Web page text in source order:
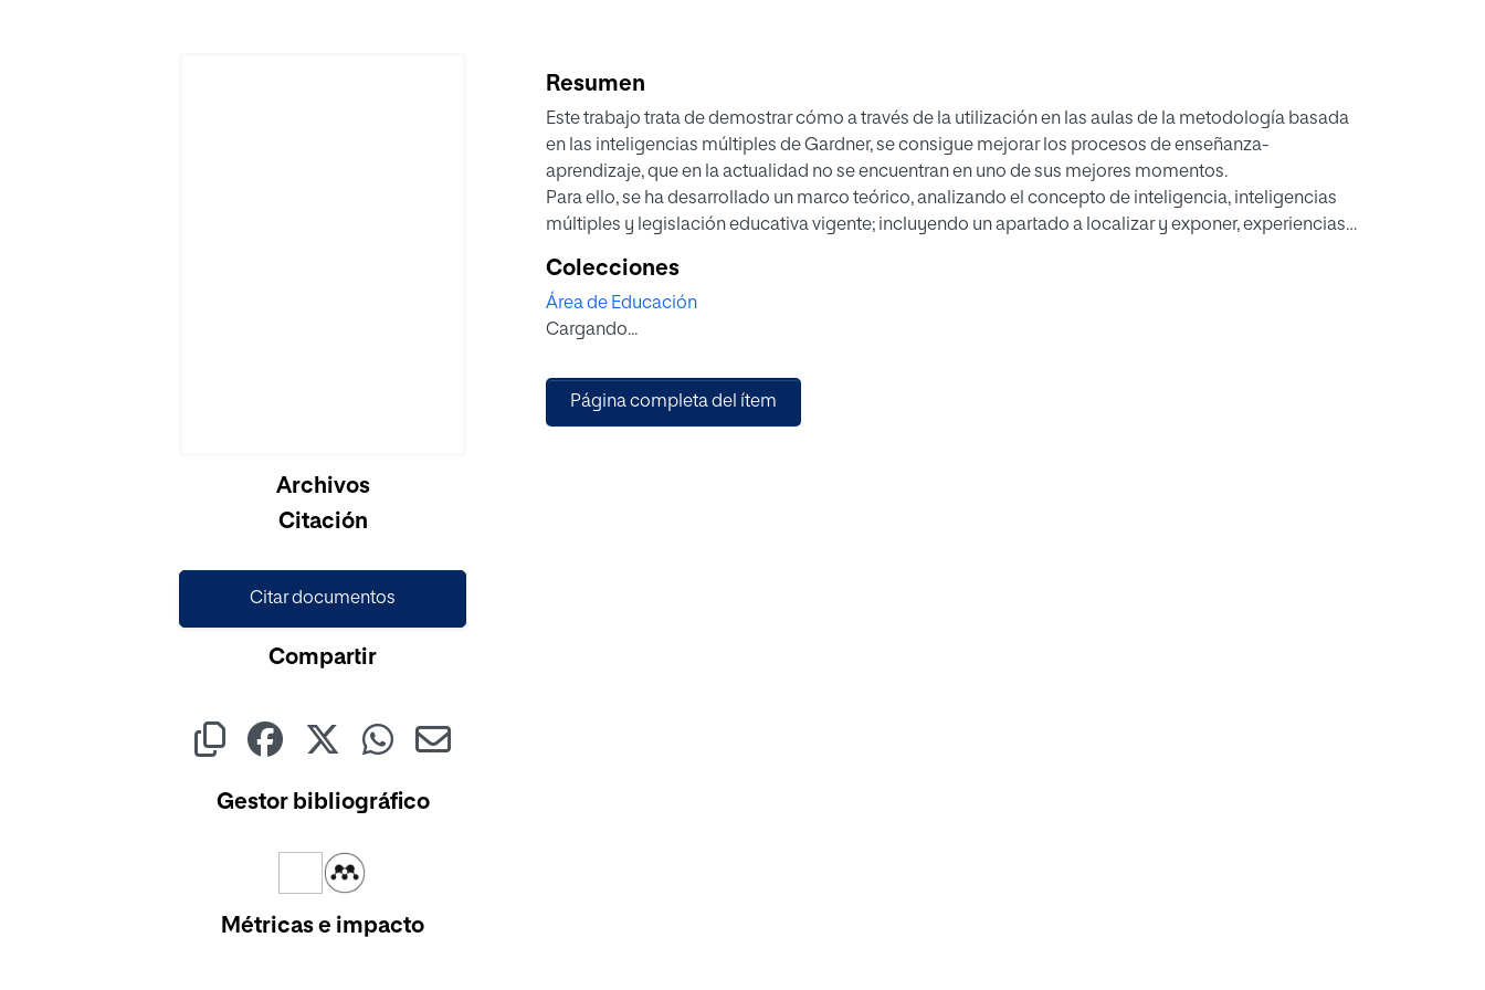
Archivos
Citación
Citar documentos
Compartir
Gestor bibliográfico
Métricas e impacto
Resumen
Este trabajo trata de demostrar cómo a través de la utilización en las aulas de la metodología basada
en las inteligencias múltiples de Gardner, se consigue mejorar los procesos de enseñanza-
aprendizaje, que en la actualidad no se encuentran en uno de sus mejores momentos.
Para ello, se ha desarrollado un marco teórico, analizando el concepto de inteligencia, inteligencias
múltiples y legislación educativa vigente; incluyendo un apartado a localizar y exponer, experiencias
Seguidamente, se ha realizado un estudio empírico, con la participación del Colegio Montserrat y el
Antonio Nebrija, aportando datos significativos para poder afirmar /corroborar que trabajar las
inteligencias múltiples en las aulas aporta grandes beneficios a los/as alumnos/as y al sistema
Teniendo en cuenta todo el bagaje adquirido en los anteriores bloques, finalmente planteamos una
propuesta de intervención propia, aplicable a cualquier centro de educación primaria, que esté
Colecciones
Área de Educación
Cargando...
Página completa del ítem